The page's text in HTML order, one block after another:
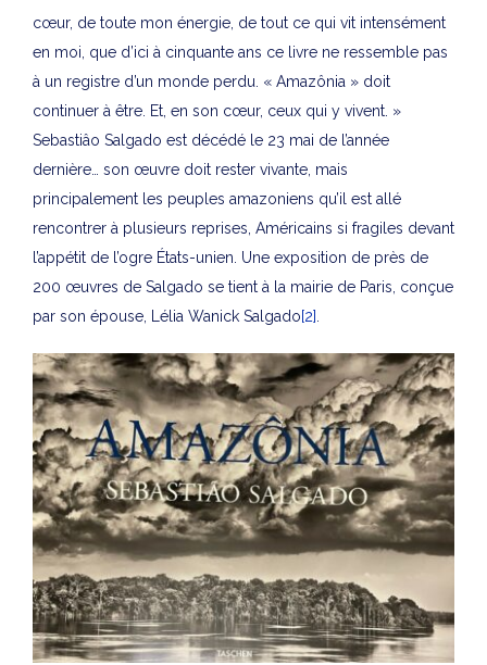
cœur, de toute mon énergie, de tout ce qui vit intensément
en moi, que d’ici à cinquante ans ce livre ne ressemble pas
à un registre d’un monde perdu. « Amazônia » doit
continuer à être. Et, en son cœur, ceux qui y vivent. »
Sebastiâo Salgado est décédé le 23 mai de l’année
dernière… son œuvre doit rester vivante, mais
principalement les peuples amazoniens qu’il est allé
rencontrer à plusieurs reprises, Américains si fragiles devant
l’appétit de l’ogre États-unien. Une exposition de près de
200 œuvres de Salgado se tient à la mairie de Paris, conçue
par son épouse, Lélia Wanick Salgado[2]